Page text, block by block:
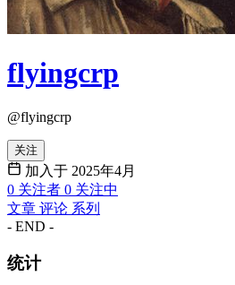
flyingcrp
@flyingcrp
关注
加入于 2025年4月
0 关注者 0 关注中
文章 评论 系列
- END -
统计